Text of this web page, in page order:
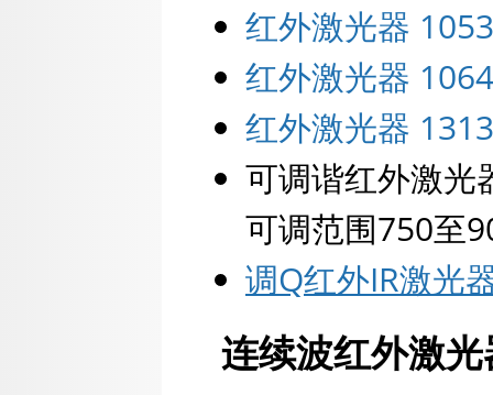
红外激光器
红外激光器
红外激光器
可调谐红外激光
可调范围750至
调Q红外IR激光
连续波红外激